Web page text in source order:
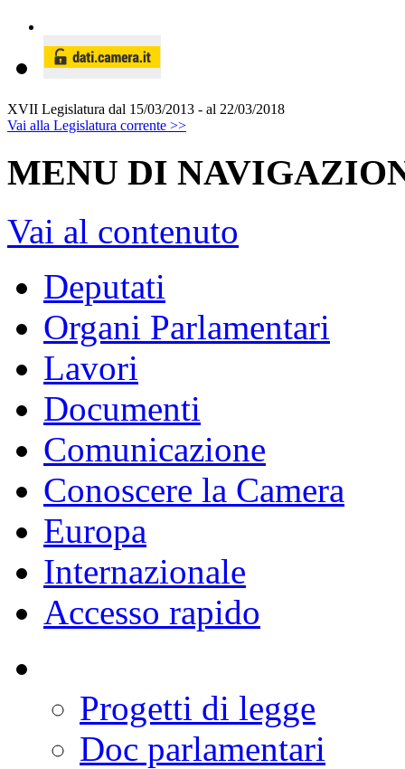
XVII Legislatura dal 15/03/2013 - al 22/03/2018
Vai alla Legislatura corrente >>
MENU DI
Vai al contenuto
Deputati
Organi Parlamentari
Lavori
Documenti
Comunicazione
Conoscere la Camera
Europa
Internazionale
Accesso rapido
Progetti di legge
Doc parlamentari